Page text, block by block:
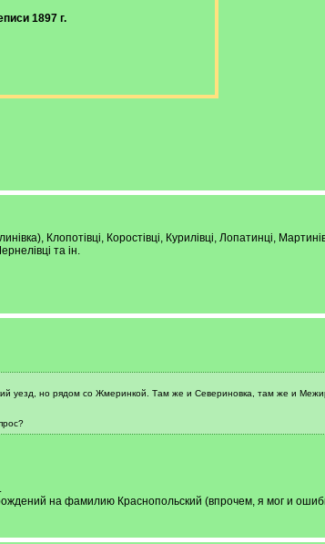
1897 г.
Клопотівці, Коростівці, Курилівці, Лопатинці,
та ін.
уезд, но рядом со Жмеринкой. Там же и Севериновка, там же и
на фамилию Краснопольский (впрочем, я мог и